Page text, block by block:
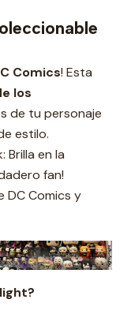
Comics! Esta
los
de tu personaje
estilo.
Brilla en la
fan!
DC Comics y